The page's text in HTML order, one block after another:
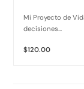
Mi Proyecto de
decisiones...
$120.00